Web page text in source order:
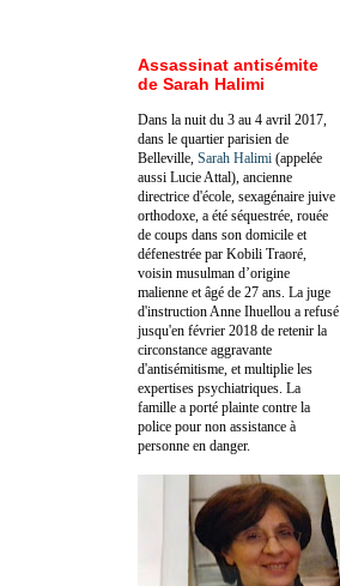
Assassinat antisémite
de Sarah Halimi
Dans la nuit du 3 au 4 avril 2017,
dans le quartier parisien de
Belleville, Sarah Halimi (appelée
aussi Lucie Attal), ancienne
directrice d'école, sexagénaire juive
orthodoxe, a été séquestrée, rouée
de coups dans son domicile et
défenestrée par Kobili Traoré,
voisin musulman d’origine
malienne et âgé de 27 ans. La juge
d'instruction Anne Ihuellou a refusé
jusqu'en février 2018 de retenir la
circonstance aggravante
d'antisémitisme, et multiplie les
expertises psychiatriques. La
famille a porté plainte contre la
police pour non assistance à
personne en danger.